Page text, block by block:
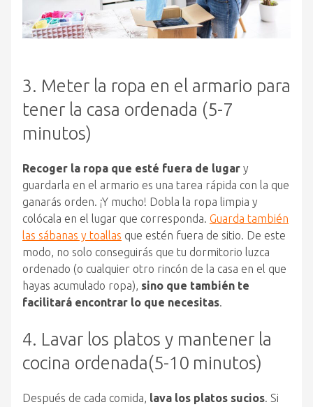
3. Meter la ropa en el armario para
tener la casa ordenada (5-7
minutos)
Recoger la ropa que esté fuera de lugar y
guardarla en el armario es una tarea rápida con la que
ganarás orden. ¡Y mucho! Dobla la ropa limpia y
colócala en el lugar que corresponda. Guarda también
las sábanas y toallas que estén fuera de sitio. De este
modo, no solo conseguirás que tu dormitorio luzca
ordenado (o cualquier otro rincón de la casa en el que
hayas acumulado ropa), sino que también te
facilitará encontrar lo que necesitas.
4. Lavar los platos y mantener la
cocina ordenada(5-10 minutos)
Después de cada comida, lava los platos sucios. Si